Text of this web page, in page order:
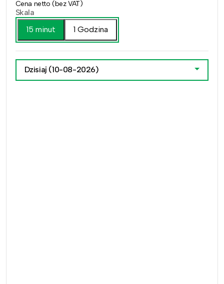
Cena netto (bez VAT)
Skala
15 minut
1 Godzina
Dzisiaj (10-08-2026)